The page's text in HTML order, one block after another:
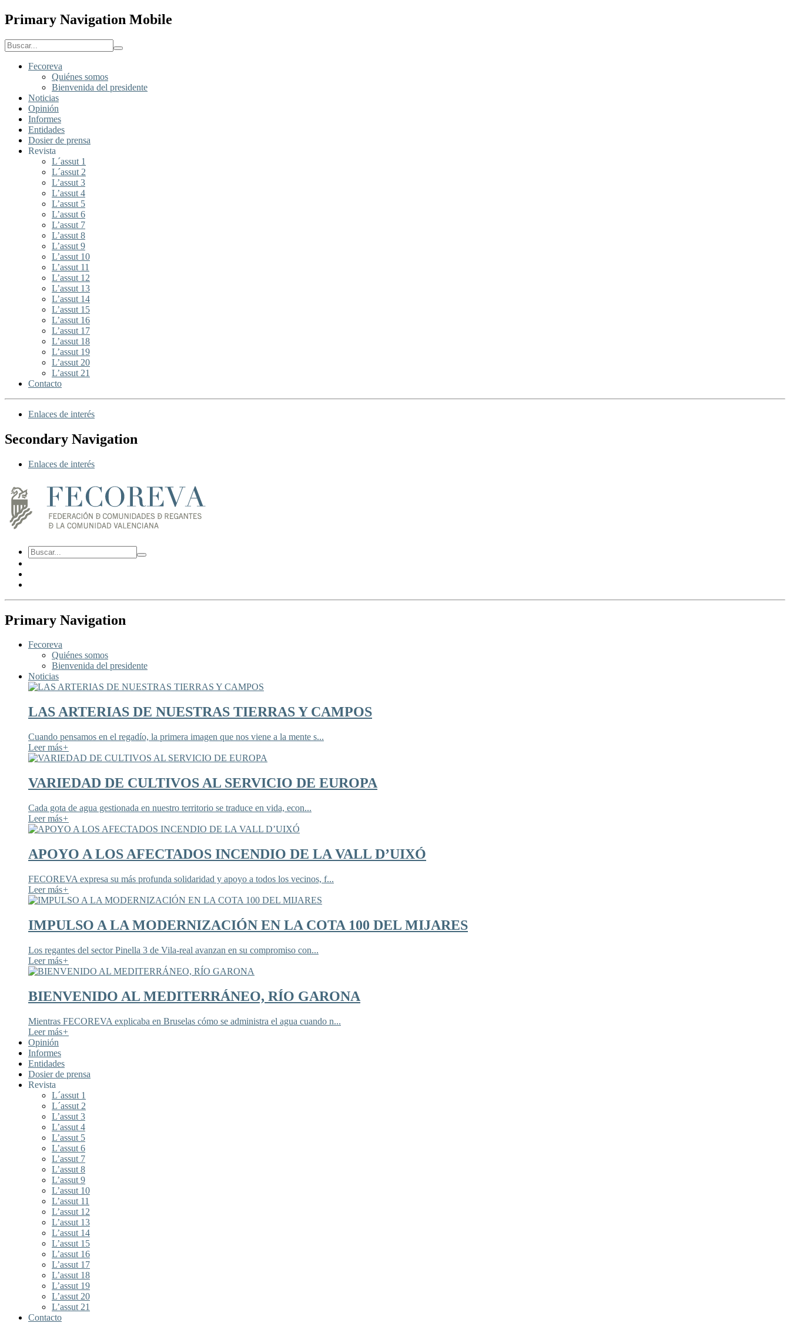
Primary Navigation Mobile
Fecoreva
Quiénes somos
Bienvenida del presidente
Noticias
Opinión
Informes
Entidades
Dosier de prensa
Revista
L´assut 1
L´assut 2
L’assut 3
L’assut 4
L’assut 5
L’assut 6
L’assut 7
L’assut 8
L’assut 9
L’assut 10
L’assut 11
L’assut 12
L’assut 13
L’assut 14
L’assut 15
L’assut 16
L’assut 17
L’assut 18
L’assut 19
L’assut 20
L’assut 21
Contacto
Enlaces de interés
Secondary Navigation
Enlaces de interés
Primary Navigation
Fecoreva
Quiénes somos
Bienvenida del presidente
Noticias
LAS ARTERIAS DE NUESTRAS TIERRAS Y CAMPOS
Cuando pensamos en el regadío, la primera imagen que nos viene a la mente s...
Leer más+
VARIEDAD DE CULTIVOS AL SERVICIO DE EUROPA
Cada gota de agua gestionada en nuestro territorio se traduce en vida, econ...
Leer más+
APOYO A LOS AFECTADOS INCENDIO DE LA VALL D’UIXÓ
FECOREVA expresa su más profunda solidaridad y apoyo a todos los vecinos, f...
Leer más+
IMPULSO A LA MODERNIZACIÓN EN LA COTA 100 DEL MIJARES
Los regantes del sector Pinella 3 de Vila-real avanzan en su compromiso con...
Leer más+
BIENVENIDO AL MEDITERRÁNEO, RÍO GARONA
Mientras FECOREVA explicaba en Bruselas cómo se administra el agua cuando n...
Leer más+
Opinión
Informes
Entidades
Dosier de prensa
Revista
L´assut 1
L´assut 2
L’assut 3
L’assut 4
L’assut 5
L’assut 6
L’assut 7
L’assut 8
L’assut 9
L’assut 10
L’assut 11
L’assut 12
L’assut 13
L’assut 14
L’assut 15
L’assut 16
L’assut 17
L’assut 18
L’assut 19
L’assut 20
L’assut 21
Contacto